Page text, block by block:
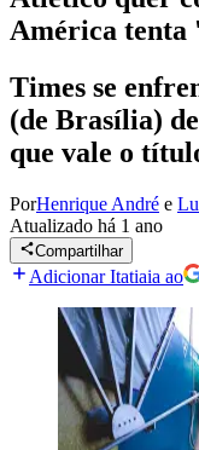
América
Times se
(de Brasília)
que vale o
PorHenrique André e
Atualizado há 1 ano
Compartilhar
Adicionar Itatiaia ao